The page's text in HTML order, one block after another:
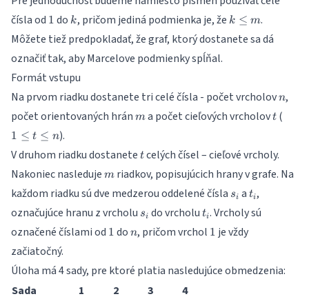
čísla od 1
1 do k
k, pričom jediná podmienka je, že k
m
k ≤ m.
Môžete tiež predpokladať, že graf, ktorý dostanete sa dá
označiť tak, aby Marcelove podmienky spĺňal.
Formát vstupu
Na prvom riadku dostanete tri celé čísla - počet vrcholovn
n,
počet orientovaných hrán m
ma počet cieľových vrcholovt
t (
n
1 ≤ t ≤ n).
V druhom riadku dostanete t
tcelých čísel – cieľové vrcholy.
Nakoniec nasleduje m
m riadkov, popisujúcich hrany v grafe. Na
každom riadku sú dve medzerou oddelené čísla s_i
si a t_i
ti,
označujúce hranu z vrcholu s_i
si do vrcholu t_i
ti. Vrcholy sú
označené číslami od 1
1 do n
n, pričom vrchol 1
1 je vždy
začiatočný.
Úloha má 4 sady, pre ktoré platia nasledujúce obmedzenia:
Sada
1 2 3 4